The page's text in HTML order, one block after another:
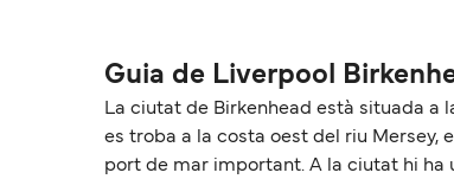
Guia de Liverpool
La ciutat de Birkenhead està situada a
es troba a la costa oest del riu Mersey,
port de mar important. A la ciutat hi ha